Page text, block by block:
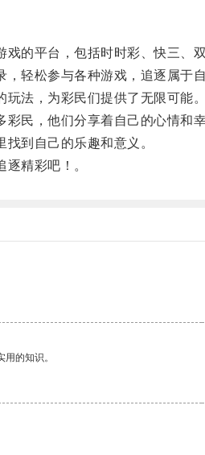
平台，包括时时彩、快三、双
轻松参与各种游戏，追逐属于自
法，为彩民们提供了无限可能。
，他们分享着自己的心情和
到自己的乐趣和意义。
精彩吧！。
的知识。